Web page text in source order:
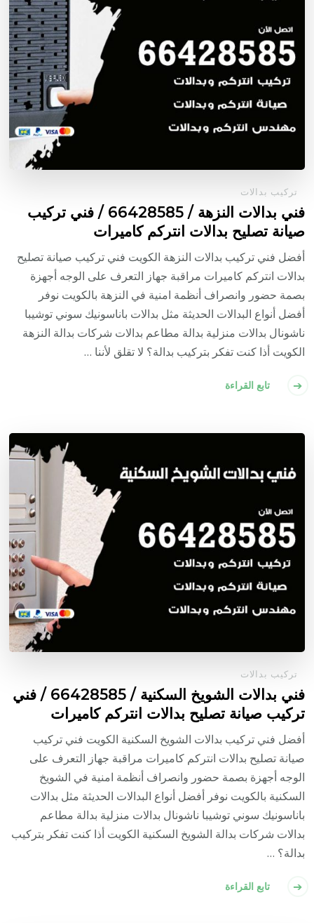
تركيب بدالات
فني بدالات النزهة / 66428585 / فني تركيب
صيانة تصليح بدالات انتركم كاميرات
أفضل فني تركيب بدالات النزهة الكويت فني تركيب صيانة تصليح
بدالات انتركم كاميرات مراقبة جهاز التعرف على الوجه أجهزة
بصمة حضور وانصراف أنظمة امنية في النزهة بالكويت نوفر
أفضل أنواع البدالات الحديثة مثل بدالات باناسونيك سوني توشيبا
ناشونال بدالات منزلية بدالة مطاعم بدالات شركات بدالة النزهة
الكويت أذا كنت تفكر بتركيب بدالة؟ لا تقلق لأننا …
تابع القراءة
تركيب بدالات
فني بدالات الشويخ السكنية / 66428585 / فني
تركيب صيانة تصليح بدالات انتركم كاميرات
أفضل فني تركيب بدالات الشويخ السكنية الكويت فني تركيب
صيانة تصليح بدالات انتركم كاميرات مراقبة جهاز التعرف على
الوجه أجهزة بصمة حضور وانصراف أنظمة امنية في الشويخ
السكنية بالكويت نوفر أفضل أنواع البدالات الحديثة مثل بدالات
باناسونيك سوني توشيبا ناشونال بدالات منزلية بدالة مطاعم
بدالات شركات بدالة الشويخ السكنية الكويت أذا كنت تفكر بتركيب
بدالة؟ …
تابع القراءة